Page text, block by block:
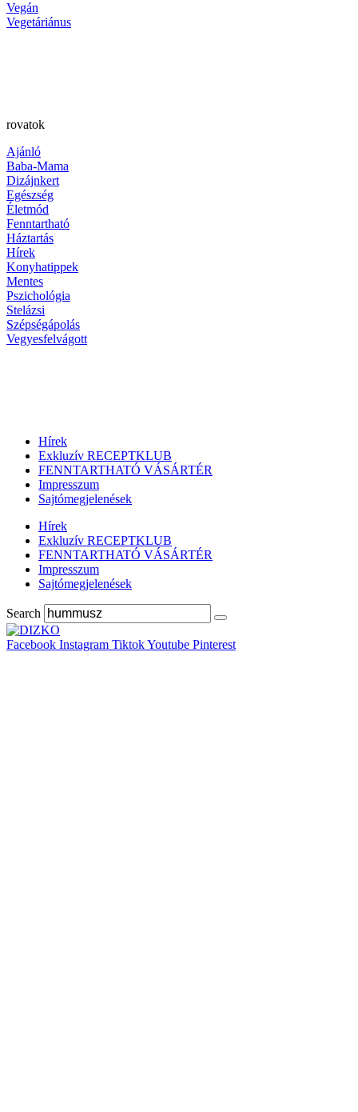
Vegán
Vegetáriánus
rovatok
Ajánló
Baba-Mama
Dizájnkert
Egészség
Életmód
Fenntartható
Háztartás
Hírek
Konyhatippek
Mentes
Pszichológia
Stelázsi
Szépségápolás
Vegyesfelvágott
Hírek
Exkluzív RECEPTKLUB
FENNTARTHATÓ VÁSÁRTÉR
Impresszum
Sajtómegjelenések
Hírek
Exkluzív RECEPTKLUB
FENNTARTHATÓ VÁSÁRTÉR
Impresszum
Sajtómegjelenések
Search
Facebook Instagram TiktokYoutube Pinterest